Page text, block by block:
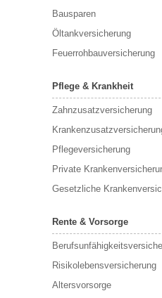
Bausparen
Öltankversicherung
Feuerrohbauversicherung
Pflege & Krankheit
Zahnzusatzversicherung
Pflegeversicherung
Private
Gesetzliche
Rente & Vorsorge
Risikolebensversicherung
Altersvorsorge